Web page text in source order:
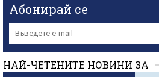
Абонирай се
НАЙ-ЧЕТЕНИТЕ НОВИНИ ЗА